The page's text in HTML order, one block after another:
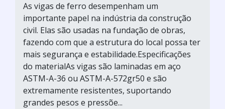
As vigas de ferro desempenham um
importante papel na indústria da construção
civil. Elas são usadas na fundação de obras,
fazendo com que a estrutura do local possa ter
mais segurança e estabilidade.Especificações
do materialAs vigas são laminadas em aço
ASTM-A-36 ou ASTM-A-572gr50 e são
extremamente resistentes, suportando
grandes pesos e pressõe...